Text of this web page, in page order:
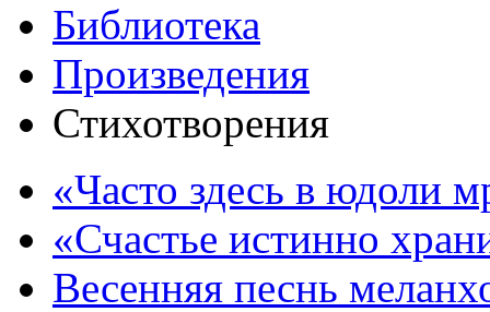
Библиотека
Произведения
Стихотворения
«Часто здесь в юдоли
«Счастье истинно
Весенняя песнь